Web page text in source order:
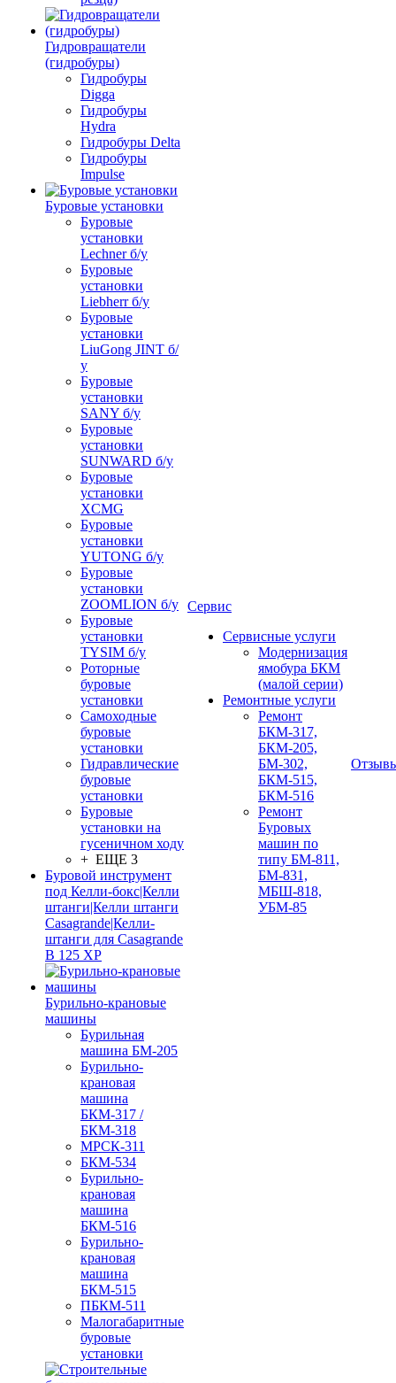
Гидровращатели
(гидробуры)
Гидробуры
Digga
Гидробуры
Hydra
Гидробуры Delta
Гидробуры
Impulse
Буровые установки
Буровые
установки
Lechner б/у
Буровые
установки
Liebherr б/у
Буровые
установки
LiuGong JINT б/
у
Буровые
установки
SANY б/у
Буровые
установки
SUNWARD б/у
Буровые
установки
XCMG
Буровые
установки
YUTONG б/у
Буровые
установки
ZOOMLION б/у
Буровые
установки
TYSIM б/у
Роторные
буровые
установки
Самоходные
буровые
установки
Гидравлические
буровые
установки
Буровые
установки на
гусеничном ходу
+ ЕЩЕ 3
Буровой инструмент
под Келли-бокс|Келли
штанги|Келли штанги
Casagrande|Келли-
штанги для Casagrande
B 125 XP
Бурильно-крановые
машины
Бурильная
машина БМ-205
Бурильно-
крановая
машина
БКМ-317 /
БКМ-318
МРСК-311
БКМ-534
Бурильно-
крановая
машина
БКМ-516
Бурильно-
крановая
машина
БКМ-515
ПБКМ-511
Малогабаритные
буровые
установки
Сервис
Сервисные услуги
Модернизация
ямобура БКМ
(малой серии)
Ремонтные услуги
Ремонт
БКМ-317,
БКМ-205,
БМ-302,
БКМ-515,
БКМ-516
Ремонт
Буровых
машин по
типу БМ-811,
БМ-831,
МБШ-818,
УБМ-85